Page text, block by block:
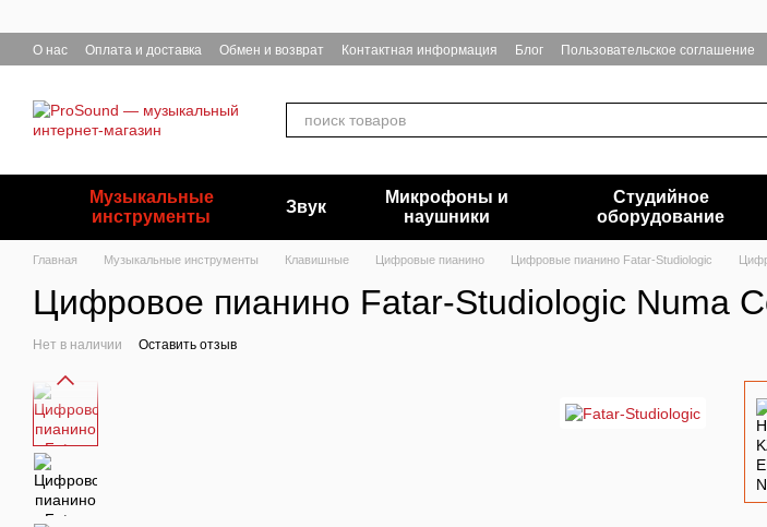
О нас Оплата и доставка Обмен и возврат Контактная информация Блог Пользовательское соглашение
Музыкальные
инструменты
Звук
Микрофоны и
наушники
Студийное
оборудование
Главная Музыкальные инструменты Клавишные Цифровые пианино Цифровые пианино Fatar-Studiologic
Цифровое пианино Fatar-Studiologic Numa
Нет в наличии Оставить отзыв